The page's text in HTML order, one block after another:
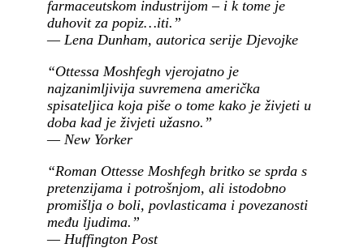
farmaceutskom industrijom – i k tome je
duhovit za popiz…iti.”
— Lena Dunham, autorica serije Djevojke
“Ottessa Moshfegh vjerojatno je
najzanimljivija suvremena američka
spisateljica koja piše o tome kako je živjeti u
doba kad je živjeti užasno.”
— New Yorker
“Roman Ottesse Moshfegh britko se sprda s
pretenzijama i potrošnjom, ali istodobno
promišlja o boli, povlasticama i povezanosti
među ljudima.”
— Huffington Post